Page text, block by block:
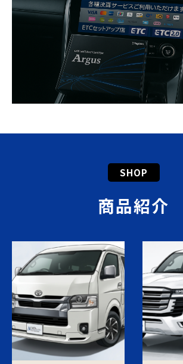
SHOP
商品紹介